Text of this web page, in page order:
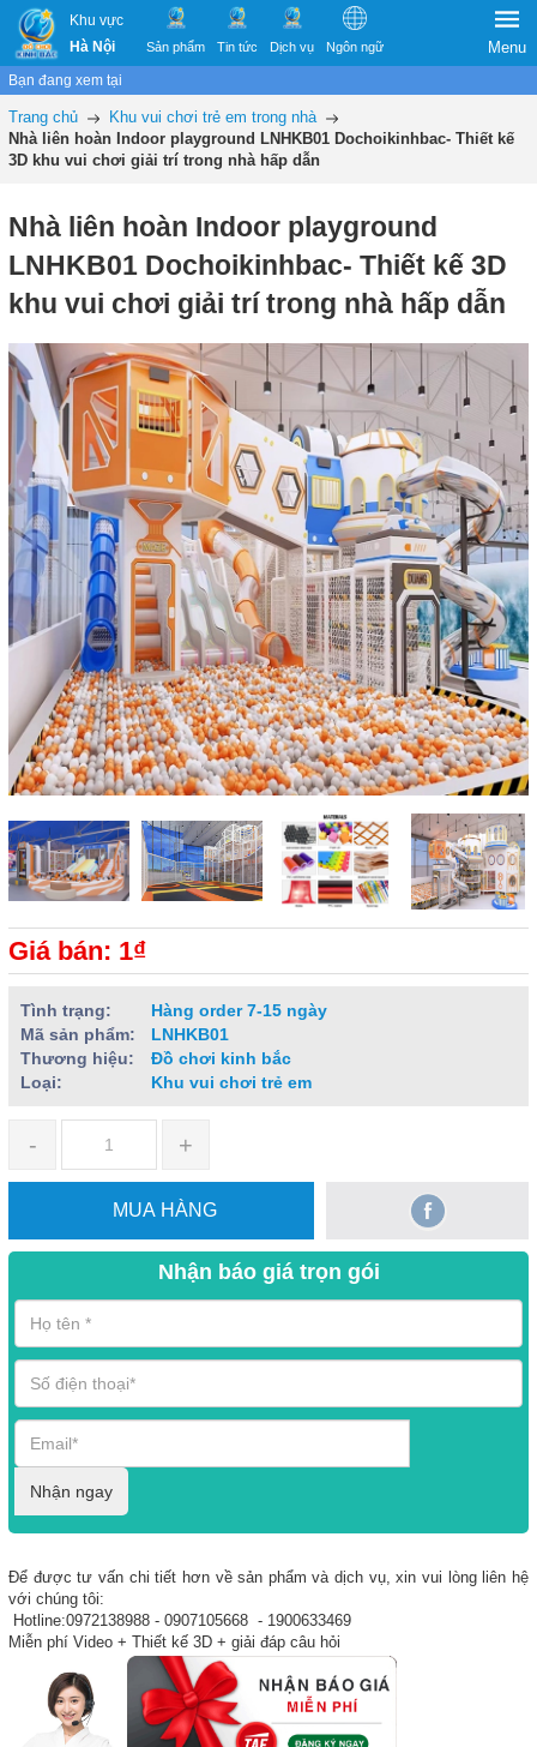
Khu vực
Hà Nội
Sản phẩm Tin tức Dịch vụ Ngôn ngữ Menu
Bạn đang xem tại
Trang chủ
Khu vui chơi trẻ em trong nhà
Nhà liên hoàn Indoor playground LNHKB01 Dochoikinhbac- Thiết kế
3D khu vui chơi giải trí trong nhà hấp dẫn
Nhà liên hoàn Indoor playground
LNHKB01 Dochoikinhbac- Thiết kế 3D
khu vui chơi giải trí trong nhà hấp dẫn
Giá bán: 1₫
Tình trạng:
Hàng order 7-15 ngày
Mã sản phẩm:
LNHKB01
Thương hiệu:
Đồ chơi kinh bắc
Loại:
Khu vui chơi trẻ em
- +
MUA HÀNG
Nhận báo giá trọn gói
Nhận ngay
Để được tư vấn chi tiết hơn về sản phẩm và dịch vụ, xin vui lòng liên hệ
với chúng tôi:
Hotline:0972138988 - 0907105668 - 1900633469
Miễn phí Video + Thiết kế 3D + giải đáp câu hỏi